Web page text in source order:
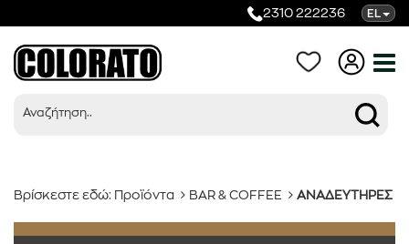
2310 222236 EL
Βρίσκεστε εδώ: Προϊόντα BAR & COFFEE ΑΝΑΔΕΥΤΗΡΕΣ